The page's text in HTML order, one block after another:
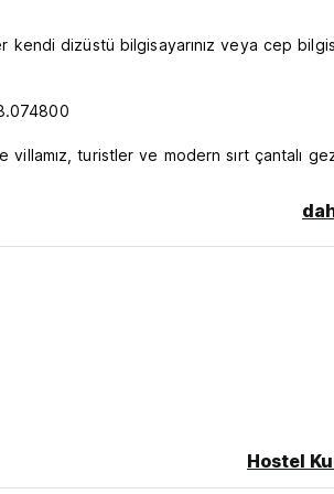
kendi dizüstü bilgisayarınız veya cep
turistler ve modern sırt çantalı
Dilerseniz cep telefonunuz yanınızda
telefonunuzun Avrupa şebekesinde
yer almaktadır. Çevredeki Akdeniz sub-
Villa, Sumratin'in kumlu plajına ve yazın
Eski Kent'e uzaklığı yaklaşık 2
ve seyahatinizde çok tasarruf
Hostel